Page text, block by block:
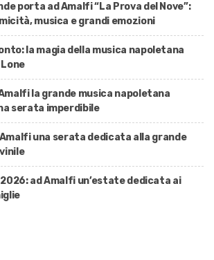
porta ad Amalfi “La Prova del Nove”:
musica e grandi emozioni
la magia della musica napoletana
la grande musica napoletana
serata imperdibile
Amalfi una serata dedicata alla grande
ad Amalfi un’estate dedicata ai